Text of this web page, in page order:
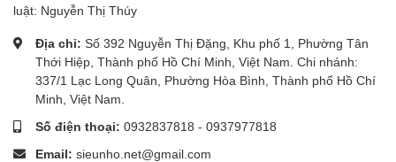
luật: Nguyễn Thị Thúy
Địa chỉ: Số 392 Nguyễn Thị Đặng, Khu phố 1, Phường Tân
Thới Hiệp, Thành phố Hồ Chí Minh, Việt Nam. Chi nhánh:
337/1 Lạc Long Quân, Phường Hòa Bình, Thành phố Hồ Chí
Minh, Việt Nam.
Số điện thoại: 0932837818 - 0937977818
Email: sieunho.net@gmail.com